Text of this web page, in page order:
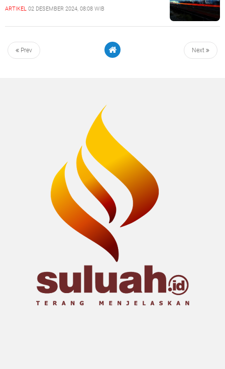
ARTIKEL 02 DESEMBER 2024, 08:08 WIB
Prev Next